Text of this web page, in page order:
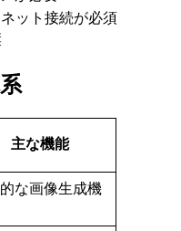
ット接続が必須
主な機能
な画像生成機